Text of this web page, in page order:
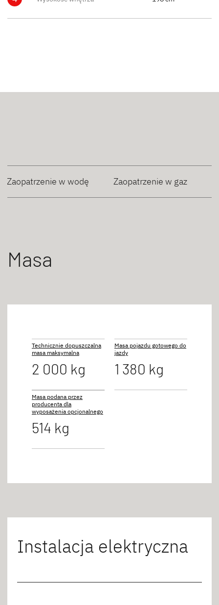
Zaopatrzenie w wodę Zaopatrzenie w gaz
Masa
Technicznie dopuszczalna
masa maksymalna
2 000 kg
Masa pojazdu gotowego do
jazdy
1 380 kg
Masa podana przez
producenta dla
wyposażenia opcjonalnego
514 kg
Instalacja elektryczna